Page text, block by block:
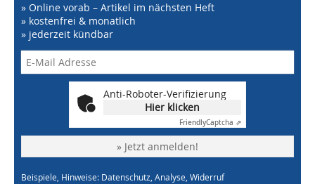
» Online vorab – Artikel im nächsten Heft
» kostenfrei & monatlich
» jederzeit kündbar
Anti-Roboter-Verifizierung
Hier klicken
FriendlyCaptcha ⇗
» Jetzt anmelden!
Beispiele, Hinweise: Datenschutz, Analyse, Widerruf